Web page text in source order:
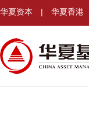
华夏资本 | 华夏香港